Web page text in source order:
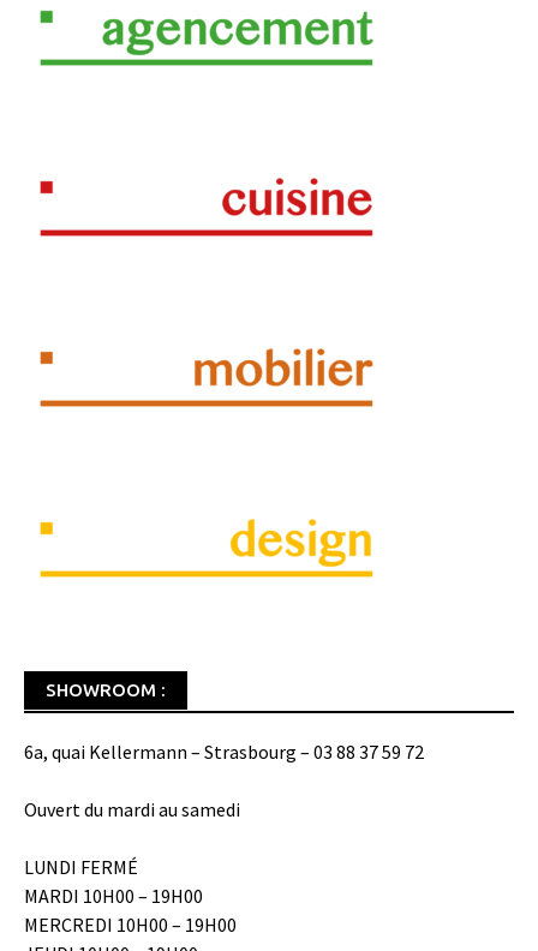
SHOWROOM :
6a, quai Kellermann – Strasbourg – 03 88 37 59 72
Ouvert du mardi au samedi
LUNDI FERMÉ
MARDI 10H00 – 19H00
MERCREDI 10H00 – 19H00